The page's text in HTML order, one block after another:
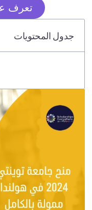
تعرف
جدول المحتويات